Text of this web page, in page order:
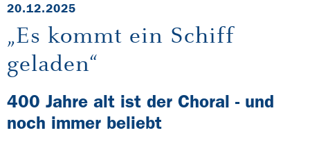
20.12.2025
„Es kommt ein Schiff
geladen“
400 Jahre alt ist der Choral - und
noch immer beliebt